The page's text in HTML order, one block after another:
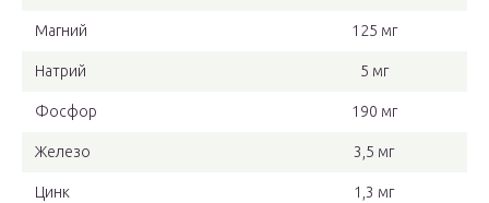
Магний 125 мг
Натрий 5 мг
Фосфор 190 мг
Железо 3,5 мг
Цинк 1,3 мг